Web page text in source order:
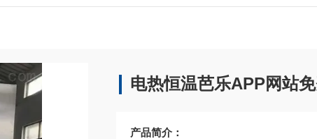
电热恒温芭乐APP网站
产品简介：